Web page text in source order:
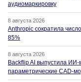
аудиомаркировку
8 августа 2026
Anthropic сократила
85%
8 августа 2026
Backflip AI выпустила
параметрические CAD-